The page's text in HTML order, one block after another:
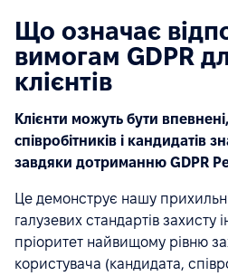
Що означає
вимогам GDPR
клієнтів
Клієнти можуть бути
співробітників і кандидатів
завдяки дотриманню GDPR
Це демонструє нашу
галузевих стандартів
пріоритет найвищому рівню
користувача (кандидата,